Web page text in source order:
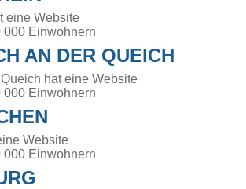
eine Website
000 Einwohnern
AN DER QUEICH
hat eine Website
000 Einwohnern
Website
000 Einwohnern